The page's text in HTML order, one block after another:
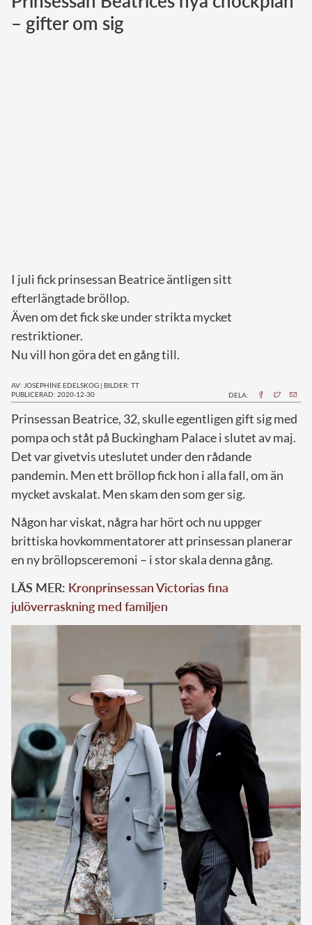
Norska kungahuset
– gifter om sig
I juli fick prinsessan Beatrice äntligen sitt
efterlängtade bröllop.
Även om det fick ske under strikta mycket
restriktioner.
Nu vill hon göra det en gång till.
AV: JOSEPHINE EDELSKOG | BILDER: TT
PUBLICERAD: 2020-12-30
DELA:
Prinsessan Beatrice, 32, skulle egentligen gift sig med
pompa och ståt på Buckingham Palace i slutet av maj.
Det var givetvis uteslutet under den rådande
pandemin. Men ett bröllop fick hon i alla fall, om än
mycket avskalat. Men skam den som ger sig.
Någon har viskat, några har hört och nu uppger
brittiska hovkommentatorer att prinsessan planerar
en ny bröllopsceremoni – i stor skala denna gång.
LÄS MER: Kronprinsessan Victorias fina
julöverraskning med familjen